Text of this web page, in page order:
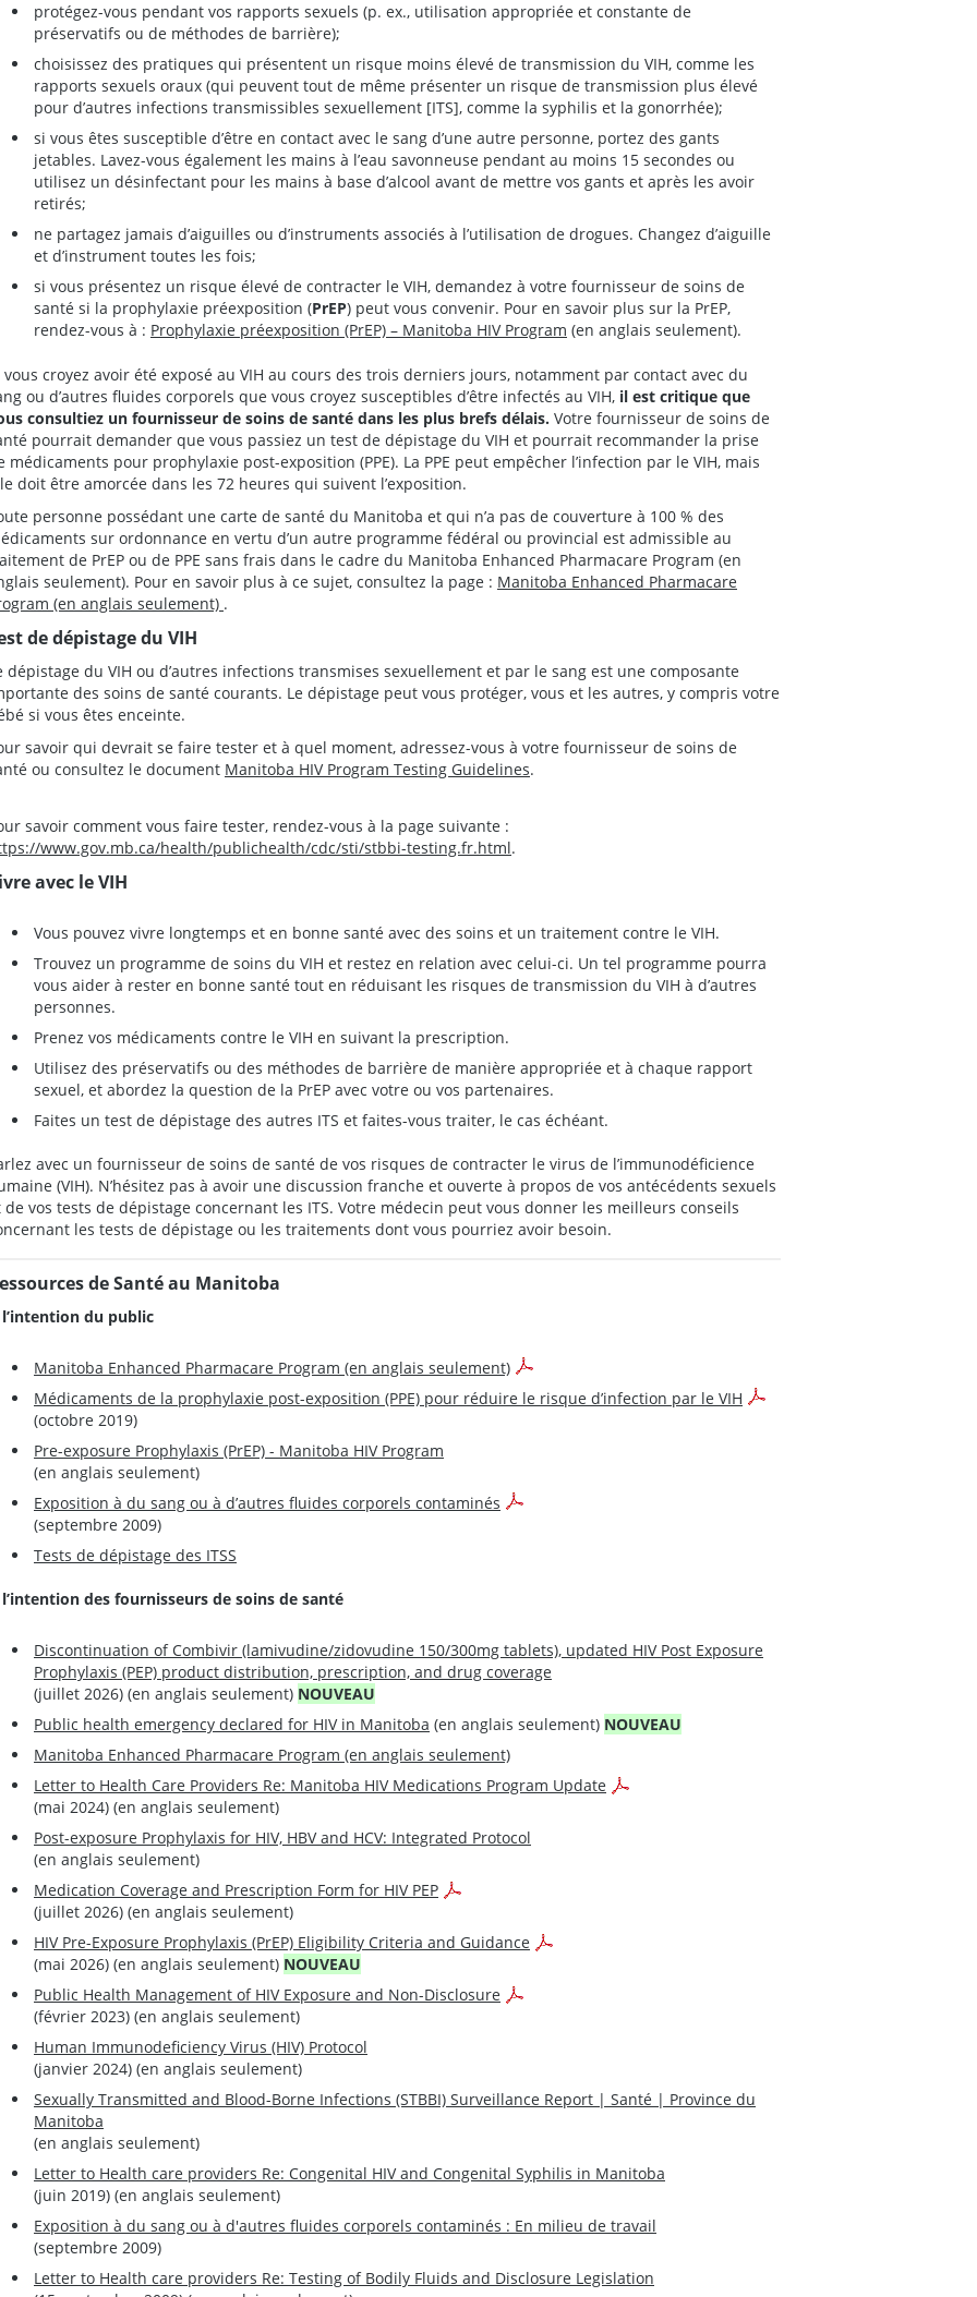
protégez-vous pendant vos rapports sexuels (p. ex., utilisation appropriée et constante de
préservatifs ou de méthodes de barrière);
choisissez des pratiques qui présentent un risque moins élevé de transmission du VIH, comme les
rapports sexuels oraux (qui peuvent tout de même présenter un risque de transmission plus élevé
pour d’autres infections transmissibles sexuellement [ITS], comme la syphilis et la gonorrhée);
si vous êtes susceptible d’être en contact avec le sang d’une autre personne, portez des gants
jetables. Lavez-vous également les mains à l’eau savonneuse pendant au moins 15 secondes ou
utilisez un désinfectant pour les mains à base d’alcool avant de mettre vos gants et après les avoir
retirés;
ne partagez jamais d’aiguilles ou d’instruments associés à l’utilisation de drogues. Changez d’aiguille
et d’instrument toutes les fois;
si vous présentez un risque élevé de contracter le VIH, demandez à votre fournisseur de soins de
santé si la prophylaxie préexposition (PrEP) peut vous convenir. Pour en savoir plus sur la PrEP,
rendez-vous à : Prophylaxie préexposition (PrEP) – Manitoba HIV Program (en anglais seulement).
vous croyez avoir été exposé au VIH au cours des trois derniers jours, notamment par contact avec du
ou d’autres fluides corporels que vous croyez susceptibles d’être infectés au VIH, il est critique que
consultiez un fournisseur de soins de santé dans les plus brefs délais. Votre fournisseur de soins de
pourrait demander que vous passiez un test de dépistage du VIH et pourrait recommander la prise
médicaments pour prophylaxie post-exposition (PPE). La PPE peut empêcher l’infection par le VIH, mais
doit être amorcée dans les 72 heures qui suivent l’exposition.
personne possédant une carte de santé du Manitoba et qui n’a pas de couverture à 100 % des
sur ordonnance en vertu d’un autre programme fédéral ou provincial est admissible au
de PrEP ou de PPE sans frais dans le cadre du Manitoba Enhanced Pharmacare Program (en
seulement). Pour en savoir plus à ce sujet, consultez la page : Manitoba Enhanced Pharmacare
(en anglais seulement) .
de dépistage du VIH
dépistage du VIH ou d’autres infections transmises sexuellement et par le sang est une composante
des soins de santé courants. Le dépistage peut vous protéger, vous et les autres, y compris votre
si vous êtes enceinte.
savoir qui devrait se faire tester et à quel moment, adressez-vous à votre fournisseur de soins de
ou consultez le document Manitoba HIV Program Testing Guidelines.
savoir comment vous faire tester, rendez-vous à la page suivante :
www.gov.mb.ca/health/publichealth/cdc/sti/stbbi-testing.fr.html.
avec le VIH
Vous pouvez vivre longtemps et en bonne santé avec des soins et un traitement contre le VIH.
Trouvez un programme de soins du VIH et restez en relation avec celui-ci. Un tel programme pourra
vous aider à rester en bonne santé tout en réduisant les risques de transmission du VIH à d’autres
personnes.
Prenez vos médicaments contre le VIH en suivant la prescription.
Utilisez des préservatifs ou des méthodes de barrière de manière appropriée et à chaque rapport
sexuel, et abordez la question de la PrEP avec votre ou vos partenaires.
Faites un test de dépistage des autres ITS et faites-vous traiter, le cas échéant.
avec un fournisseur de soins de santé de vos risques de contracter le virus de l’immunodéficience
(VIH). N’hésitez pas à avoir une discussion franche et ouverte à propos de vos antécédents sexuels
de vos tests de dépistage concernant les ITS. Votre médecin peut vous donner les meilleurs conseils
les tests de dépistage ou les traitements dont vous pourriez avoir besoin.
de Santé au Manitoba
du public
Manitoba Enhanced Pharmacare Program (en anglais seulement)
Médicaments de la prophylaxie post-exposition (PPE) pour réduire le risque d’infection par le VIH
(octobre 2019)
Pre-exposure Prophylaxis (PrEP) - Manitoba HIV Program
(en anglais seulement)
Exposition à du sang ou à d’autres fluides corporels contaminés
(septembre 2009)
Tests de dépistage des ITSS
des fournisseurs de soins de santé
Discontinuation of Combivir (lamivudine/zidovudine 150/300mg tablets), updated HIV Post Exposure
Prophylaxis (PEP) product distribution, prescription, and drug coverage
(juillet 2026) (en anglais seulement) NOUVEAU
Public health emergency declared for HIV in Manitoba (en anglais seulement) NOUVEAU
Manitoba Enhanced Pharmacare Program (en anglais seulement)
Letter to Health Care Providers Re: Manitoba HIV Medications Program Update
(mai 2024) (en anglais seulement)
Post-exposure Prophylaxis for HIV, HBV and HCV: Integrated Protocol
(en anglais seulement)
Medication Coverage and Prescription Form for HIV PEP
(juillet 2026) (en anglais seulement)
HIV Pre-Exposure Prophylaxis (PrEP) Eligibility Criteria and Guidance
(mai 2026) (en anglais seulement) NOUVEAU
Public Health Management of HIV Exposure and Non-Disclosure
(février 2023) (en anglais seulement)
Human Immunodeficiency Virus (HIV) Protocol
(janvier 2024) (en anglais seulement)
Sexually Transmitted and Blood-Borne Infections (STBBI) Surveillance Report | Santé | Province du
Manitoba
(en anglais seulement)
Letter to Health care providers Re: Congenital HIV and Congenital Syphilis in Manitoba
(juin 2019) (en anglais seulement)
Exposition à du sang ou à d'autres fluides corporels contaminés : En milieu de travail
(septembre 2009)
Letter to Health care providers Re: Testing of Bodily Fluids and Disclosure Legislation